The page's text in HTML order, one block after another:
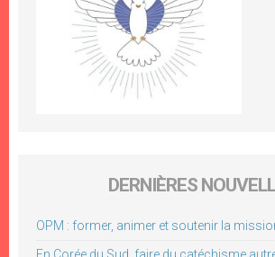
DERNIÈRES
OPM : former, animer et soutenir la